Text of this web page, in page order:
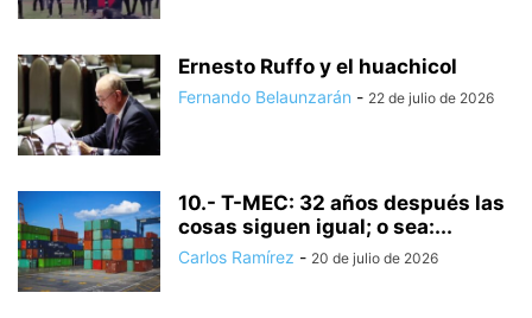
Ernesto Ruffo y el huachicol
Fernando Belaunzarán - 22 de julio de 2026
10.- T-MEC: 32 años después las
cosas siguen igual; o sea:...
Carlos Ramírez - 20 de julio de 2026